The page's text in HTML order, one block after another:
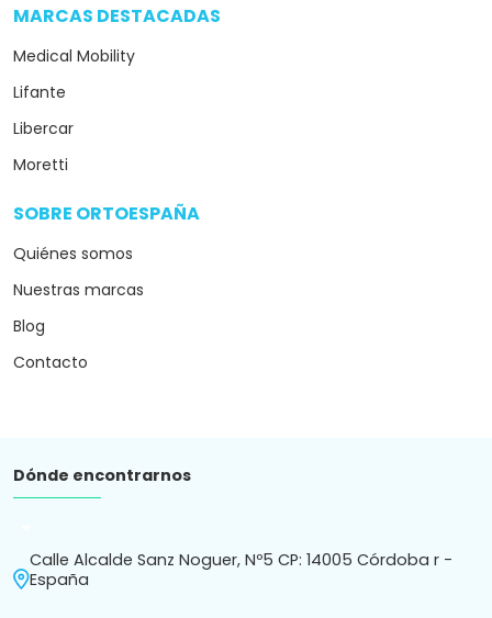
MARCAS DESTACADAS
Medical Mobility
Lifante
Libercar
Moretti
SOBRE ORTOESPAÑA
Quiénes somos
Nuestras marcas
Blog
Contacto
Dónde encontrarnos
Calle Alcalde Sanz Noguer, Nº5 CP: 14005 Córdoba r -
España